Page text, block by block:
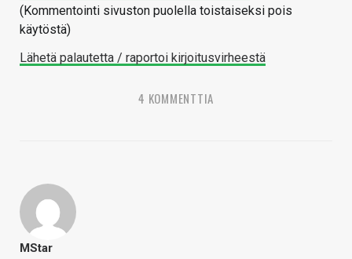
(Kommentointi sivuston puolella toistaiseksi pois
käytöstä)
Lähetä palautetta / raportoi kirjoitusvirheestä
4 KOMMENTTIA
MStar